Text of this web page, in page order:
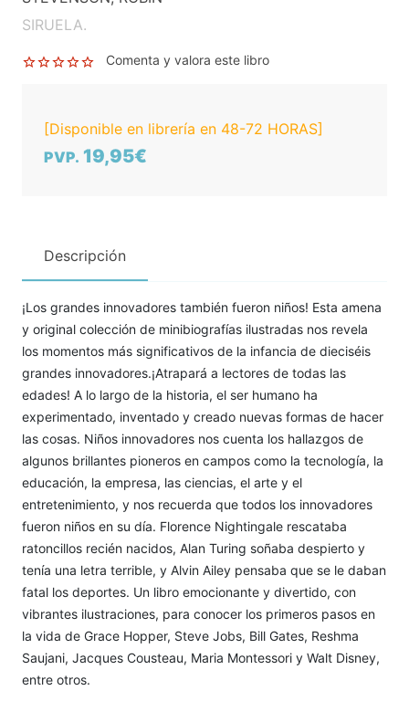
SIRUELA.
Comenta y valora este libro
[Disponible en librería en 48-72 HORAS]
PVP. 19,95€
Descripción
¡Los grandes innovadores también fueron niños! Esta amena
y original colección de minibiografías ilustradas nos revela
los momentos más significativos de la infancia de dieciséis
grandes innovadores.¡Atrapará a lectores de todas las
edades! A lo largo de la historia, el ser humano ha
experimentado, inventado y creado nuevas formas de hacer
las cosas. Niños innovadores nos cuenta los hallazgos de
algunos brillantes pioneros en campos como la tecnología, la
educación, la empresa, las ciencias, el arte y el
entretenimiento, y nos recuerda que todos los innovadores
fueron niños en su día. Florence Nightingale rescataba
ratoncillos recién nacidos, Alan Turing soñaba despierto y
tenía una letra terrible, y Alvin Ailey pensaba que se le daban
fatal los deportes. Un libro emocionante y divertido, con
vibrantes ilustraciones, para conocer los primeros pasos en
la vida de Grace Hopper, Steve Jobs, Bill Gates, Reshma
Saujani, Jacques Cousteau, Maria Montessori y Walt Disney,
entre otros.